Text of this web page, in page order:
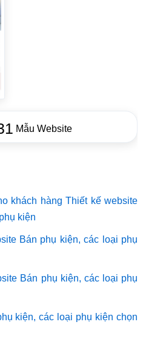
Mẫu Website
khách hàng Thiết kế website
kiện
Bán phụ kiện, các loại phụ
Bán phụ kiện, các loại phụ
kiện, các loại phụ kiện chọn